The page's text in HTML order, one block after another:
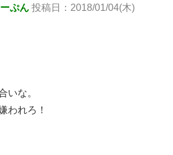
ぷん 投稿日：2018/01/04(木)
いな。
われろ！